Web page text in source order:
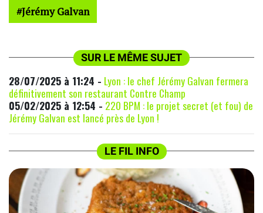
Jérémy Galvan
SUR LE MÊME SUJET
28/07/2025 à 11:24 - Lyon : le chef Jérémy Galvan fermera
définitivement son restaurant Contre Champ
05/02/2025 à 12:54 - 220 BPM : le projet secret (et fou) de
Jérémy Galvan est lancé près de Lyon !
LE FIL INFO